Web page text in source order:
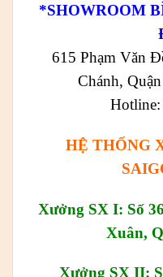
*SHOWROOM
615 Phạm Văn
Chánh,
HỆ THỐNG
Xưởng SX I: Số
Xuân,
Xưởng SX II: